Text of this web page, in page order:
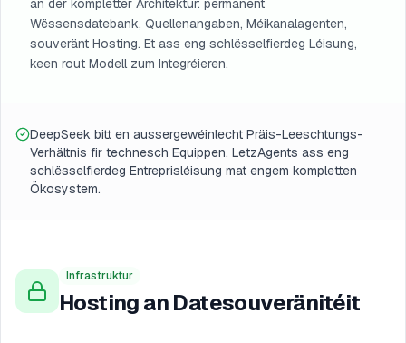
an der kompletter Architektur: permanent
Wëssensdatebank, Quellenangaben, Méikanalagenten,
souveränt Hosting. Et ass eng schlësselfierdeg Léisung,
keen rout Modell zum Integréieren.
DeepSeek bitt en aussergewéinlecht Präis-Leeschtungs-
Verhältnis fir technesch Equippen. LetzAgents ass eng
schlësselfierdeg Entreprisléisung mat engem kompletten
Ökosystem.
Infrastruktur
Hosting an Datesouveränitéit